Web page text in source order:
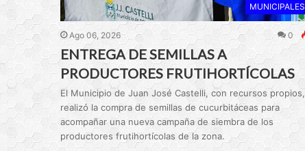
MUNICIPALES
Ago 06, 2026 0
ENTREGA DE SEMILLAS A
PRODUCTORES FRUTIHORTÍCOLAS
El Municipio de Juan José Castelli, con recursos propios,
realizó la compra de semillas de cucurbitáceas para
acompañar una nueva campaña de siembra de los
productores frutihortícolas de la zona.